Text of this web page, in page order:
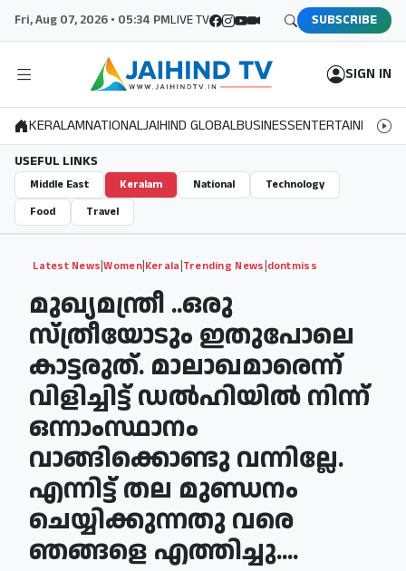
Fri, Aug 07, 2026 • 05:34 PMLIVE TV SUBSCRIBE
SIGN IN
KERALAMNATIONALJAIHIND GLOBALBUSINESSENTERTAINMENT
USEFUL LINKS
Middle East Keralam National
Technology
Food
Travel
Latest News|Women|Kerala|Trending News|dontmiss
മുഖ്യമന്ത്രീ ..ഒരു
സ്ത്രീയോടും ഇതുപോലെ
കാട്ടരുത്. മാലാഖമാരെന്ന്
വിളിച്ചിട്ട് ഡല്‍ഹിയില്‍ നിന്ന്
ഒന്നാംസ്ഥാനം
വാങ്ങിക്കൊണ്ടു വന്നില്ലേ.
എന്നിട്ട് തല മുണ്ഡനം
ചെയ്യിക്കുന്നതു വരെ
ഞങ്ങളെ എത്തിച്ചു....